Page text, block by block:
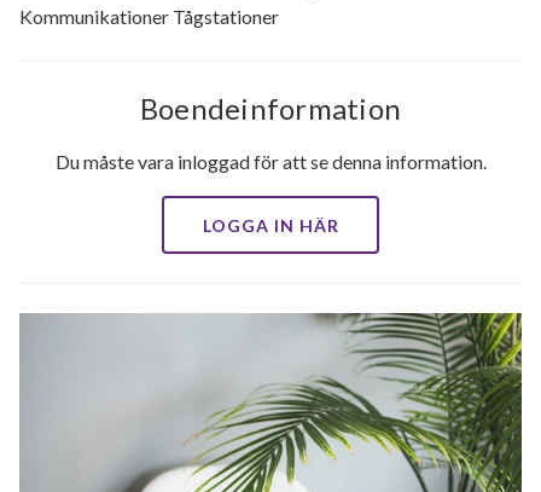
Kommunikationer Tågstationer
Boendeinformation
Du måste vara inloggad för att se denna information.
LOGGA IN HÄR